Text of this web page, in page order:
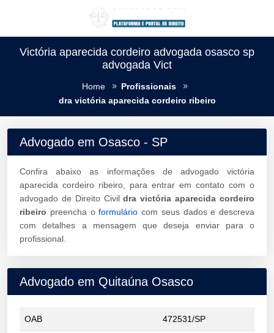
Victória aparecida cordeiro advogada osasco sp
advogada Vict
Home
Profissionais
dra victória aparecida cordeiro ribeiro
Advogado em Osasco - SP
Confira abaixo as informações de advogado victória
aparecida cordeiro ribeiro, para entrar em contato com o
advogado de Direito Civildra victória aparecida cordeiro
ribeiro preencha oformulário com seus dados e descreva
com detalhes a mensagem que deseja enviar para o
profissional.
Advogado em Quitaúna Osasco
OAB 472531/SP